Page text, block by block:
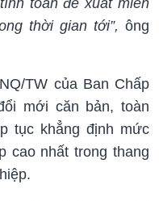
toán đề xuất miễn
thời gian tới”, ông
TW của Ban Chấp
mới căn bản, toàn
tục khẳng định mức
cao nhất trong thang